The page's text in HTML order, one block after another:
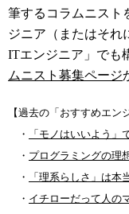
筆するコラムニスト
ジニア（またはそれ
ITエンジニア」でも
ムニスト募集ページ
【過去の「おすすめエン
・
「モノはいいよう」
・ プログラミングの理
・
「理系らしさ」は本
・ イチローだって人の